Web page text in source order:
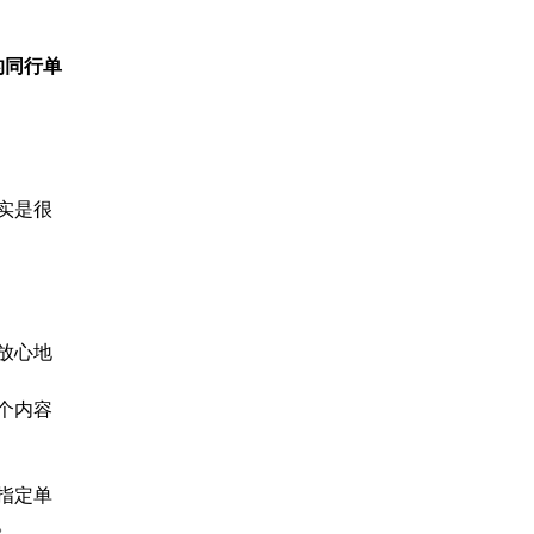
同行单
是很
心地
内容
定单